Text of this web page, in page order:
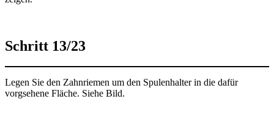
Schritt 13/23
Legen Sie den Zahnriemen um den Spulenhalter in die dafür
vorgsehene Fläche. Siehe Bild.